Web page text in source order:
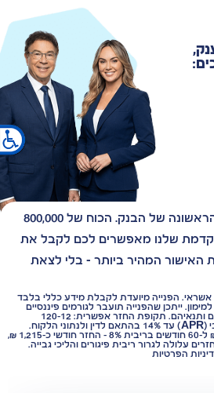
אל תתפשרו על ההצעה הראשונה של הבנק. הכוח של 800,000
שלנו מאפשרים לכם לקבל את
האישור המהיר ביותר – בלי לצאת
אשראי. הפנייה מיועדת לקבלת מידע כללי בלבד
ייתכן שהפנייה תועבר לגורמים פיננסיים
חיצוניים ומורשים לפי שיקול דעתם ותנאיהם. תקופת החזר אפשרית: 12–120
חודשים. שיעור עלות שנתית מרבי (APR) עד 14% בהתאם לדין ולנתוני הלקוח.
דוגמה להמחשה בלבד: 60,000 ₪ ל-60 חודשים בריבית 8% – החזר חודשי כ-1,215 ₪,
בהחזרים עלולה לגרור ריבית פיגורים והליכי גבייה.
הפרטיות